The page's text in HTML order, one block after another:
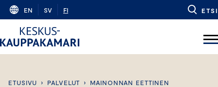
Skip
content
EN SV FI ETSI
ETUSIVU › PALVELUT ›
MAINONNAN EETTINEN